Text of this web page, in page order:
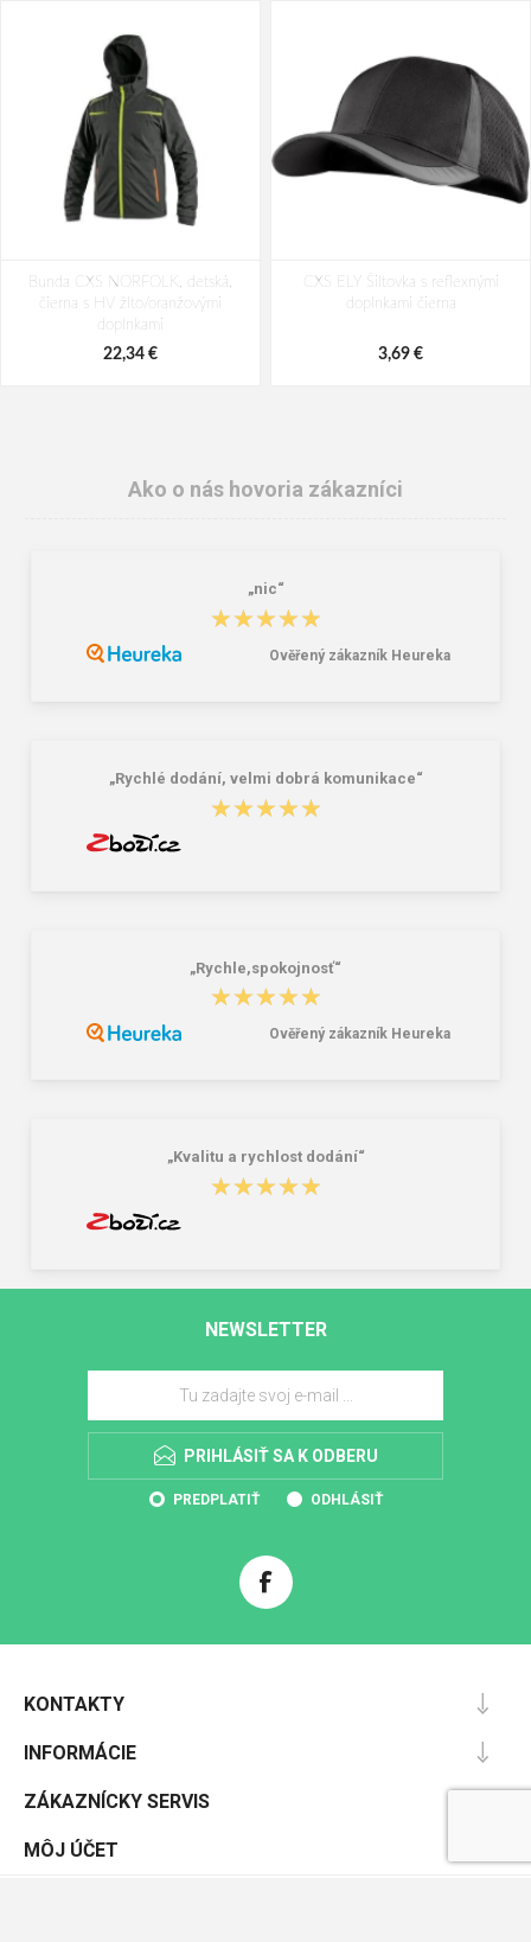
Bunda CXS NORFOLK, detská,
čierna s HV žlto/oranžovými
doplnkami
22,34 €
CXS ELY Šiltovka s reflexnými
doplnkami čierna
3,69 €
Ako o nás hovoria zákazníci
„nic“
★★★★★
★★★★★
Ověřený zákazník Heureka
„Rychlé dodání, velmi dobrá komunikace“
★★★★★
★★★★★
„Rychle,spokojnosť“
★★★★★
★★★★★
Ověřený zákazník Heureka
„Kvalitu a rychlost dodání“
★★★★★
★★★★★
NEWSLETTER
PRIHLÁSIŤ SA K ODBERU
PREDPLATIŤ ODHLÁSIŤ
KONTAKTY
INFORMÁCIE
ZÁKAZNÍCKY SERVIS
MÔJ ÚČET